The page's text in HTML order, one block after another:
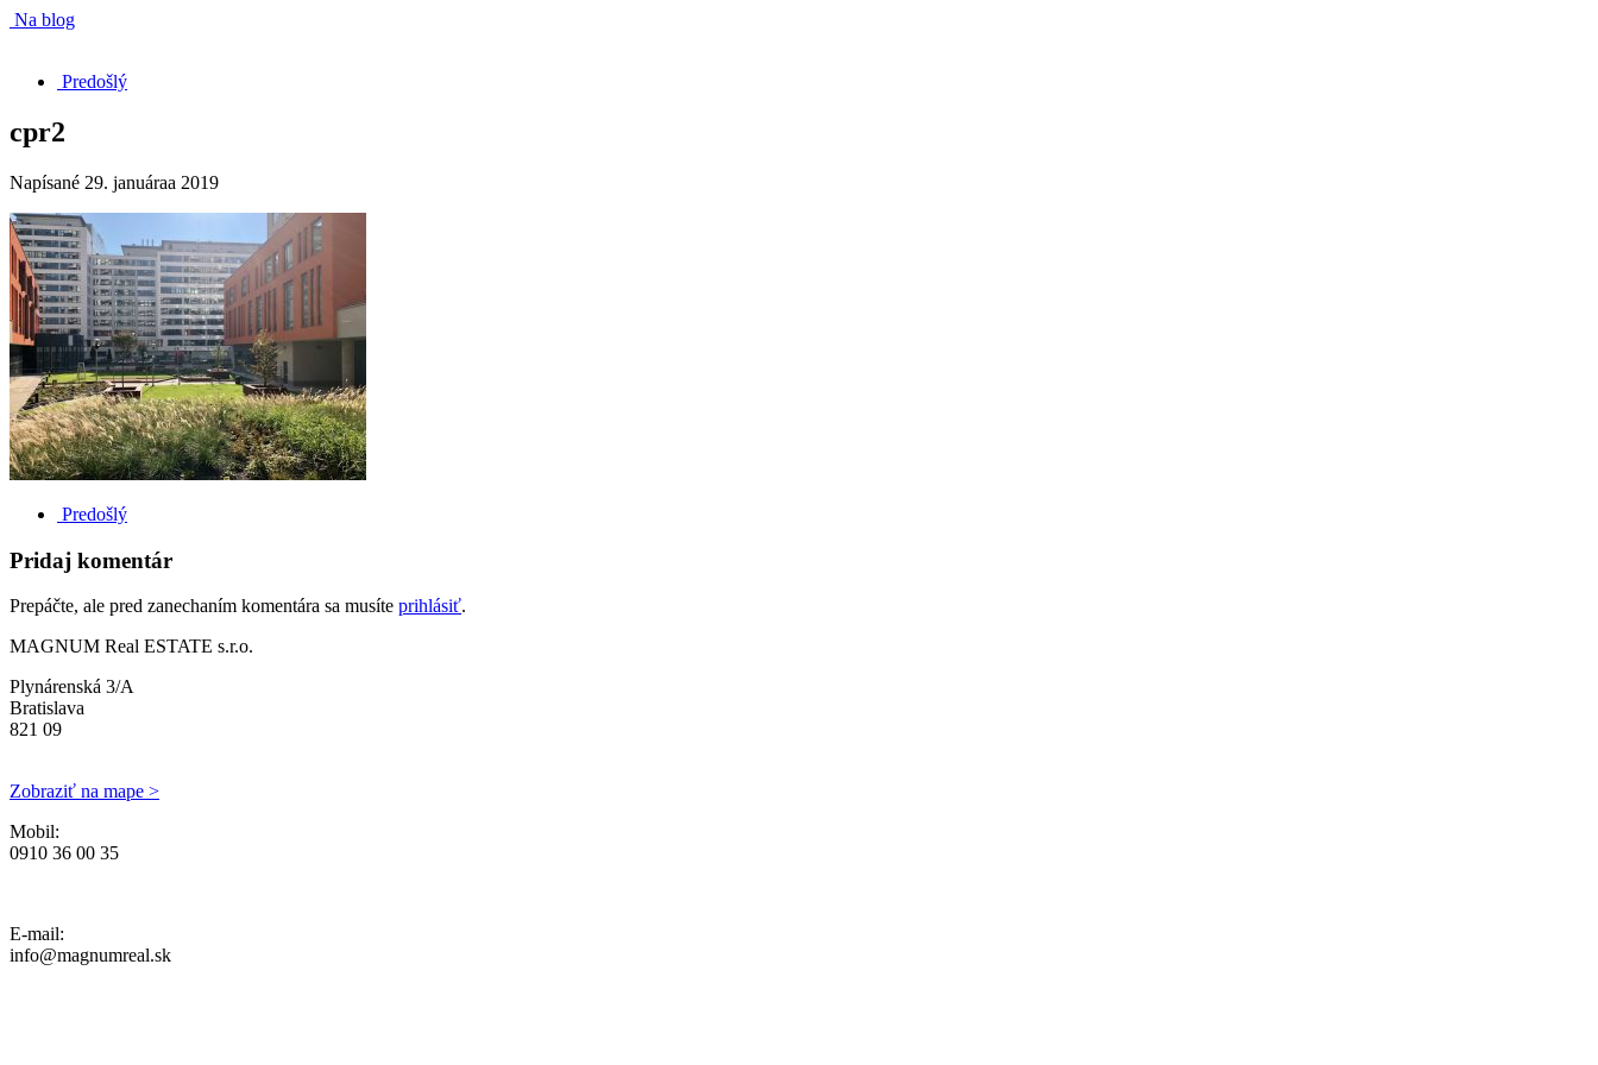
Na blog
Predošlý
cpr2
Napísané 29. januáraa 2019
Predošlý
Pridaj komentár
Prepáčte, ale pred zanechaním komentára sa musíte prihlásiť.
MAGNUM Real ESTATE s.r.o.
Plynárenská 3/A
Bratislava
821 09
Zobraziť na mape >
Mobil:
0910 36 00 35
E-mail:
info@magnumreal.sk